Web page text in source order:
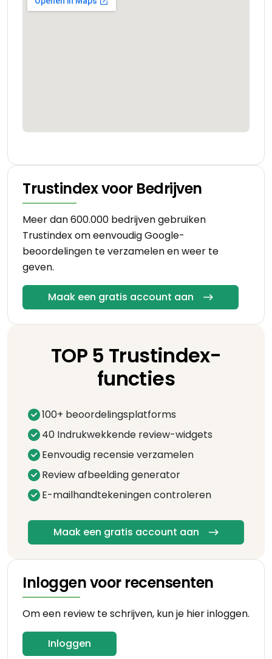
Trustindex voor Bedrijven
Meer dan 600.000 bedrijven gebruiken
Trustindex om eenvoudig Google-
beoordelingen te verzamelen en weer te
geven.
Maak een gratis account aan
TOP 5 Trustindex-
functies
100+ beoordelingsplatforms
40 Indrukwekkende review-widgets
Eenvoudig recensie verzamelen
Review afbeelding generator
E-mailhandtekeningen controleren
Maak een gratis account aan
Inloggen voor recensenten
Om een review te schrijven, kun je hier inloggen.
Inloggen